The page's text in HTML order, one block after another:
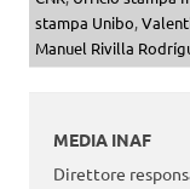
stampa Unibo,
Manuel Rivilla
MEDIA INAF
Direttore